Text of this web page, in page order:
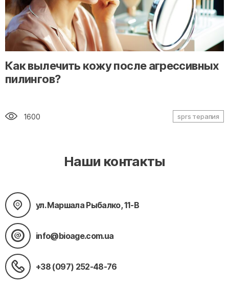
" alt="loading" class="img-responsive"/>
Как вылечить кожу после агрессивных
пилингов?
1600 sprs терапия
Наши контакты
ул. Маршала Рыбалко, 11-В
info@bioage.com.ua
+38 (097) 252-48-76